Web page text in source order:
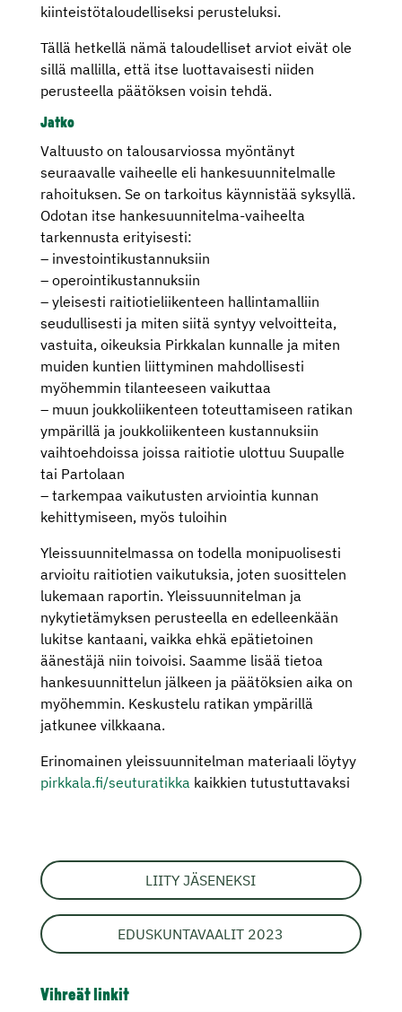
kiinteistötaloudelliseksi perusteluksi.
Tällä hetkellä nämä taloudelliset arviot eivät ole
sillä mallilla, että itse luottavaisesti niiden
perusteella päätöksen voisin tehdä.
Jatko
Valtuusto on talousarviossa myöntänyt
seuraavalle vaiheelle eli hankesuunnitelmalle
rahoituksen. Se on tarkoitus käynnistää syksyllä.
Odotan itse hankesuunnitelma-vaiheelta
tarkennusta erityisesti:
– investointikustannuksiin
– operointikustannuksiin
– yleisesti raitiotieliikenteen hallintamalliin
seudullisesti ja miten siitä syntyy velvoitteita,
vastuita, oikeuksia Pirkkalan kunnalle ja miten
muiden kuntien liittyminen mahdollisesti
myöhemmin tilanteeseen vaikuttaa
– muun joukkoliikenteen toteuttamiseen ratikan
ympärillä ja joukkoliikenteen kustannuksiin
vaihtoehdoissa joissa raitiotie ulottuu Suupalle
tai Partolaan
– tarkempaa vaikutusten arviointia kunnan
kehittymiseen, myös tuloihin
Yleissuunnitelmassa on todella monipuolisesti
arvioitu raitiotien vaikutuksia, joten suosittelen
lukemaan raportin. Yleissuunnitelman ja
nykytietämyksen perusteella en edelleenkään
lukitse kantaani, vaikka ehkä epätietoinen
äänestäjä niin toivoisi. Saamme lisää tietoa
hankesuunnittelun jälkeen ja päätöksien aika on
myöhemmin. Keskustelu ratikan ympärillä
jatkunee vilkkaana.
Erinomainen yleissuunnitelman materiaali löytyy
pirkkala.fi/seuturatikka kaikkien tutustuttavaksi
LIITY JÄSENEKSI
EDUSKUNTAVAALIT 2023
Vihreät linkit